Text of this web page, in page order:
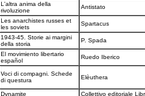
L'altra anima della
rivoluzione
Antistato
Les anarchistes russes et
les soviets
Spartacus
1943-45. Storie ai margini
della storia
P. Spada
El movimiento libertario
español
Ruedo Iberico
Voci di compagni. Schede
di questura
Elèuthera
Dynamite Collettivo editoriale